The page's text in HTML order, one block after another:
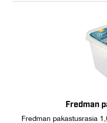
Fredman
Fredman pakastusrasia